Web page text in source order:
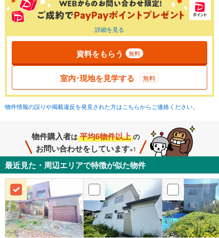
詳細を見る
資料をもらう 無料
室内･現地を見学する 無料
物件情報の誤りや掲載違反を発見された方はこちらからご連絡ください。
物件購入者は 平均6物件以上 の
お問い合わせをしています※1
最近見た・周辺エリアで特徴が似た物件